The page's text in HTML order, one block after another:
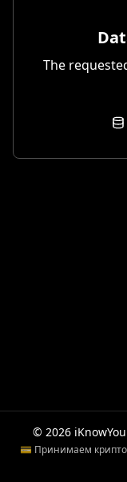
The
© 2026
💳 Принимаем